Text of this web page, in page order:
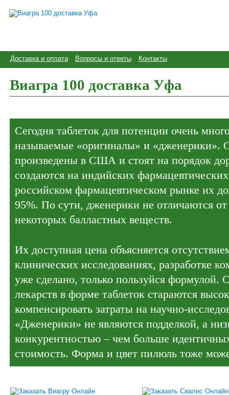
Доставка и оплата Вопросы и ответы Контакты
Виагра 100 доставка Уфа
Сегодня таблеток для потенции очень
называемые «оригиналы» и «дженерики».
произведены в США и стоят на порядок
создаются на индийских
российском фармацевтическом рынке их
95%. По сути, дженерики не отличаются
некоторых балластных веществ.
Их доступная цена объясняется
клинических исследованиях, разработке
уже сделано, только пользуйся формулой.
лекарств в форме таблеток стараются
компенсировать затраты на научно-
«Дженерики» не являются подделкой, а
конкурентностью – чем больше
стоимость. Форма и цвет пилюль тоже